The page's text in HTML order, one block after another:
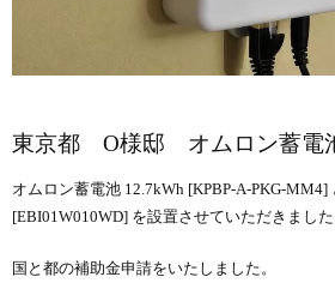
東京都 O様邸 オムロン蓄電
オムロン蓄電池 12.7kWh [KPBP-A-PKG-MM4]
[EBI01W010WD] を設置させていただきました
国と都の補助金申請をいたしました。